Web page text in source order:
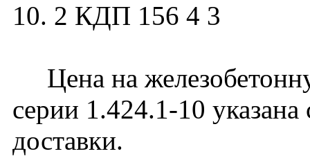
10. 2 КДП 156 4 3
Цена на
серии 1.424.1-10
доставки.